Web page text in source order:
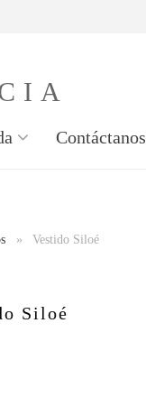
Contáctanos
» Vestido Siloé
Siloé